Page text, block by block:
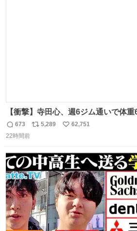
【衝撃】寺田心、週6ジム通いで体
のベンチプレス持ち上げる姿披露
news.livedoor.com/article/detail… 元々自重のみだった
のためおにぎり10個、ゼリー飲料3
千kcalオーバーの食事を摂取し、増
返
信
673
リ
ト
数
5,289
い
数
62,751
22時間前